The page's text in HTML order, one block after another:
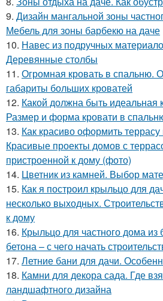
9. Дизайн мангальной зоны
Мебель для зоны барбекю на даче
10. Навес из подручных
Деревянные столбы
11. Огромная кровать в спальню.
габариты больших кроватей
12. Какой должна быть идеальная
Размер и форма кровати в
13. Как красиво оформить
Красивые проекты домов с
пристроенной к дому (фото)
14. Цветник из камней. Выбор
15. Как я построил крыльцо для
несколько выходных.
к дому
16. Крыльцо для частного дома из
бетона – с чего начать
17. Летние бани для дачи.
18. Камни для декора сада. Где
ландшафтного дизайна